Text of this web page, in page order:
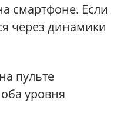
смартфоне. Если
через динамики
пульте
уровня